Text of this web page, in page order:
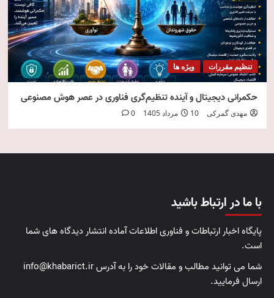
تنظیم مقررات ویژه ها
حکمرانی دیجیتال و آینده تنظیم‌گری فناوری در عصر هوش مصنوعی
مهدی گمرکی 10 مرداد 1405 0
با ما در ارتباط باشید
پایگاه اخبار ارتباطات و فناوری اطلاعات آماده انتشار دیدگاه های شما
است.
شما می توانید مطالب و مقالات خود را به آدرس info@khabarict.ir
ارسال فرمایید.